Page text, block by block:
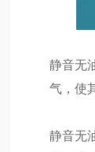
静音无
气，使
静音无